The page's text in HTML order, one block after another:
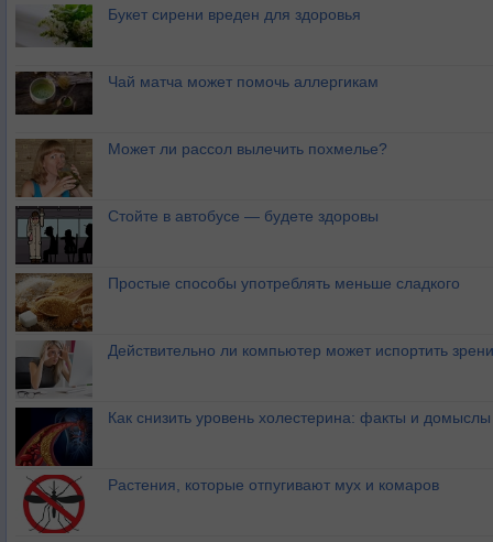
Букет сирени вреден для здоровья
Чай матча может помочь аллергикам
Может ли рассол вылечить похмелье?
Стойте в автобусе — будете здоровы
Простые способы употреблять меньше сладкого
Действительно ли компьютер может испортить
Как снизить уровень холестерина: факты и домыслы
Растения, которые отпугивают мух и комаров